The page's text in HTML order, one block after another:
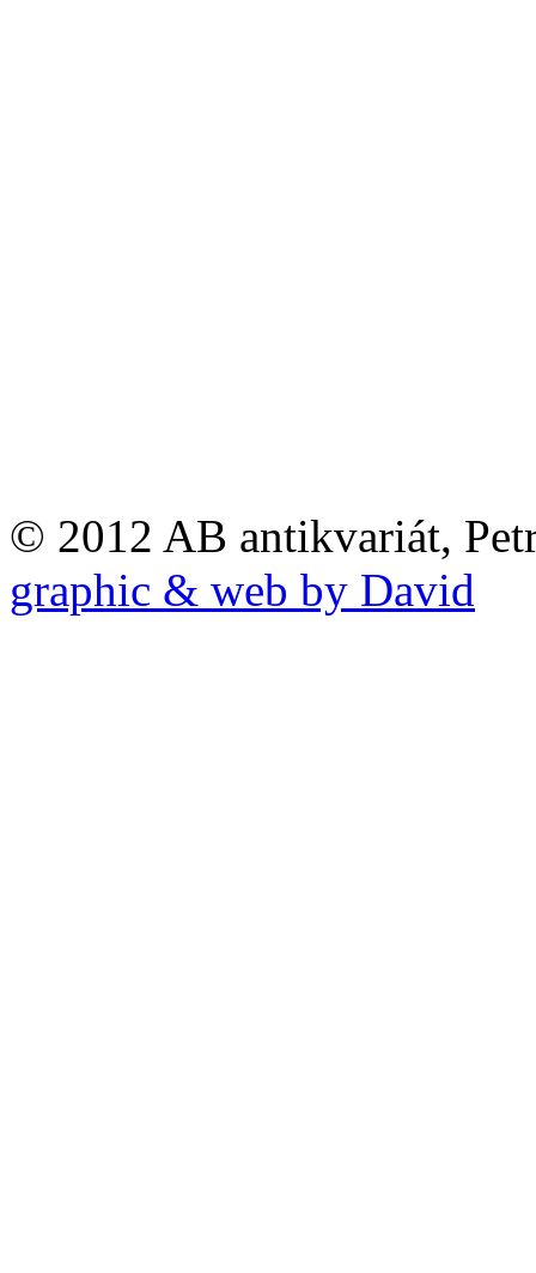
© 2012 AB antikvariát,
graphic & web by David